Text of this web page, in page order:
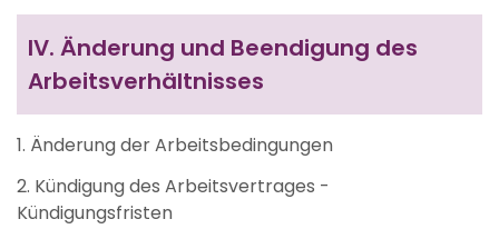
IV. Änderung und Beendigung des
Arbeitsverhältnisses
1. Änderung der Arbeitsbedingungen
2. Kündigung des Arbeitsvertrages -
Kündigungsfristen